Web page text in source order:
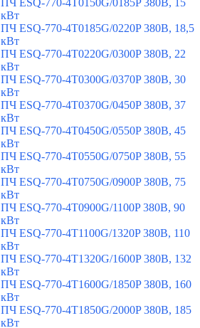
ПЧ ESQ-770-4T0150G/0185P 380В, 15
кВт
ПЧ ESQ-770-4T0185G/0220P 380В, 18,5
кВт
ПЧ ESQ-770-4T0220G/0300P 380В, 22
кВт
ПЧ ESQ-770-4T0300G/0370P 380В, 30
кВт
ПЧ ESQ-770-4T0370G/0450P 380В, 37
кВт
ПЧ ESQ-770-4T0450G/0550P 380В, 45
кВт
ПЧ ESQ-770-4T0550G/0750P 380В, 55
кВт
ПЧ ESQ-770-4T0750G/0900P 380В, 75
кВт
ПЧ ESQ-770-4T0900G/1100P 380В, 90
кВт
ПЧ ESQ-770-4T1100G/1320P 380В, 110
кВт
ПЧ ESQ-770-4T1320G/1600P 380В, 132
кВт
ПЧ ESQ-770-4T1600G/1850P 380В, 160
кВт
ПЧ ESQ-770-4T1850G/2000P 380В, 185
кВт